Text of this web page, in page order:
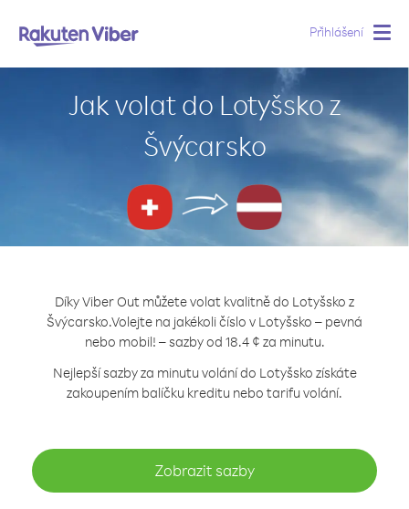
Přihlášení
Jak volat do Lotyšsko z
Švýcarsko
Díky Viber Out můžete volat kvalitně do Lotyšsko z
Švýcarsko.Volejte na jakékoli číslo v Lotyšsko – pevná
nebo mobil! – sazby od 18.4 ¢ za minutu.
Nejlepší sazby za minutu volání do Lotyšsko získáte
zakoupením balíčku kreditu nebo tarifu volání.
Zobrazit sazby